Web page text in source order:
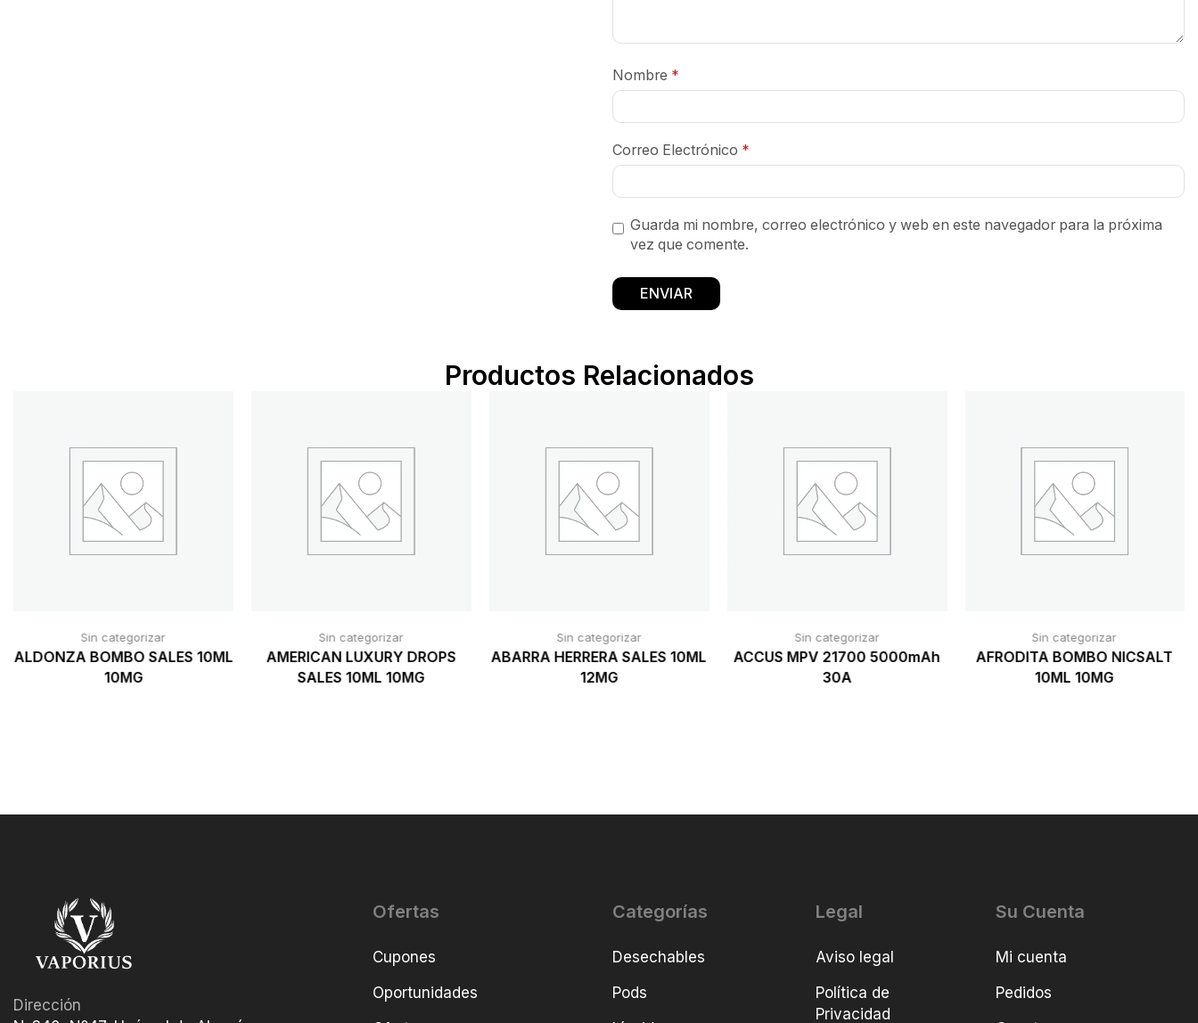
Nombre *
Correo Electrónico *
Guarda mi nombre, correo electrónico y web en este navegador para la próxima
vez que comente.
Productos Relacionados
Sin categorizar
ALDONZA BOMBO SALES 10ML
10MG
Sin categorizar
AMERICAN LUXURY DROPS
SALES 10ML 10MG
Sin categorizar
ABARRA HERRERA SALES 10ML
12MG
Sin categorizar
ACCUS MPV 21700 5000mAh
30A
Sin categorizar
AFRODITA BOMBO NICSALT
10ML 10MG
Dirección
Ofertas
Cupones
Oportunidades
Categorías
Desechables
Pods
Legal
Aviso legal
Política de
Privacidad
Su Cuenta
Mi cuenta
Pedidos